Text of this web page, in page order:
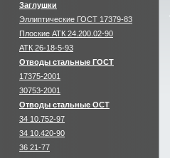
Заглушки
Эллиптические ГОСТ 17379-83
Плоские АТК 24.200.02-90
АТК 26-18-5-93
Отводы стальные ГОСТ
17375-2001
30753-2001
Отводы стальные ОСТ
34 10.752-97
34 10.420-90
36 21-77